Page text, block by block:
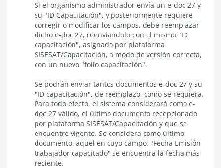
Si el organismo administrador envía un e-doc 27 y
su "ID Capacitación", y posteriormente requiere
corregir o modificar los campos, debe reemplazar
dicho e-doc 27, reenviándolo con el mismo "ID
capacitación", asignado por plataforma
SISESAT/Capacitación, a modo de versión correcta,
con un nuevo "folio capacitación".
Se podrán enviar tantos documentos e-doc 27 y su
"ID capacitación", de reemplazo, como se requiera.
Para todo efecto, el sistema considerará como e-
doc 27 válido, el último documento recepcionado
por plataforma SISESAT/Capacitación y que se
encuentre vigente. Se considera como último
documento, aquel en cuyo campo: "Fecha Emisión
trabajador capacitado" se encuentra la fecha más
reciente.